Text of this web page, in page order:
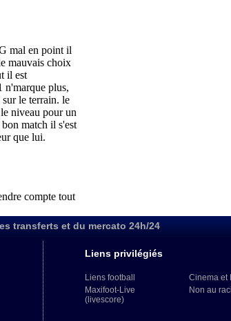
transferts et du mercato 24h/24
Liens privilégiés
Liens football
Maxifoot-Live
(livescore)
Cinema et
Non au